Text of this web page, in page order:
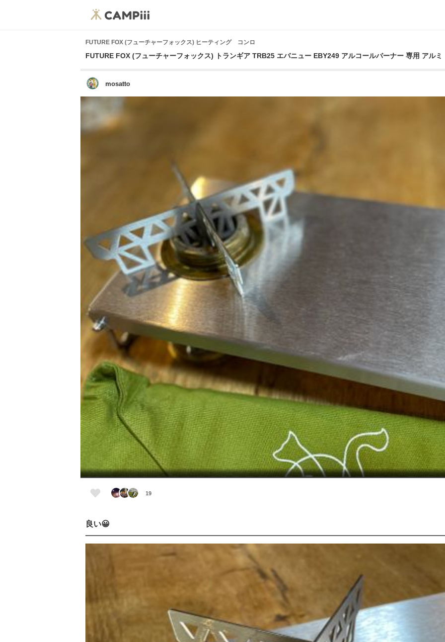
FUTURE FOX (フューチャーフォックス) ヒーティング コンロ
FUTURE FOX (フューチャーフォックス) トランギア TRB25 エバニュー EBY249 アルコールバーナー 専用 アルミ
mosatto
19
良い😀